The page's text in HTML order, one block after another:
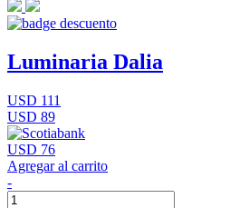
Luminaria Dalia
USD 111
USD 89
USD 76
Agregar al carrito
-